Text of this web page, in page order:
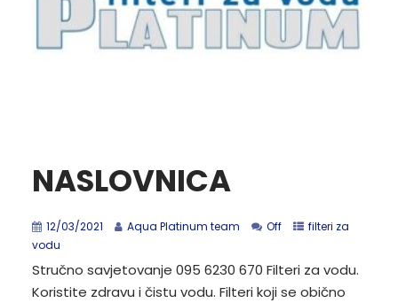
NASLOVNICA
12/03/2021 Aqua Platinum team Off
filteri za
vodu
Stručno savjetovanje 095 6230 670 Filteri za vodu.
Koristite zdravu i čistu vodu. Filteri koji se obično